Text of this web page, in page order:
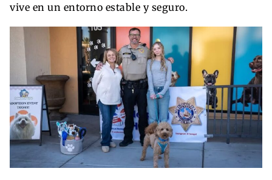
vive en un entorno estable y seguro.